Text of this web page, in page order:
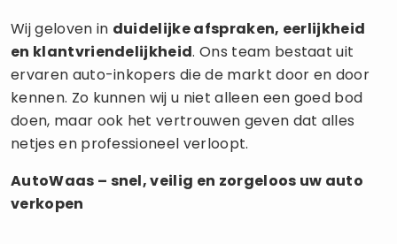
Wij geloven in duidelijke afspraken, eerlijkheid
en klantvriendelijkheid. Ons team bestaat uit
ervaren auto-inkopers die de markt door en door
kennen. Zo kunnen wij u niet alleen een goed bod
doen, maar ook het vertrouwen geven dat alles
netjes en professioneel verloopt.
AutoWaas – snel, veilig en zorgeloos uw auto
verkopen